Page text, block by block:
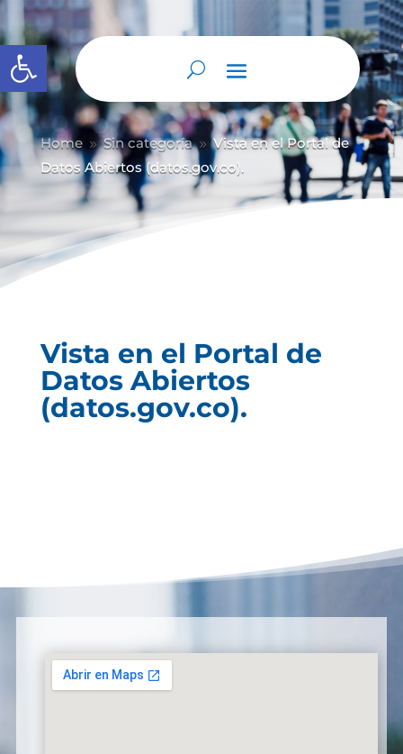
Abrir barra de herramientas
Home 9 Sin categoría 9 Vista en el Portal de
Datos Abiertos (datos.gov.co).
Vista en el Portal de
Datos Abiertos
(datos.gov.co).